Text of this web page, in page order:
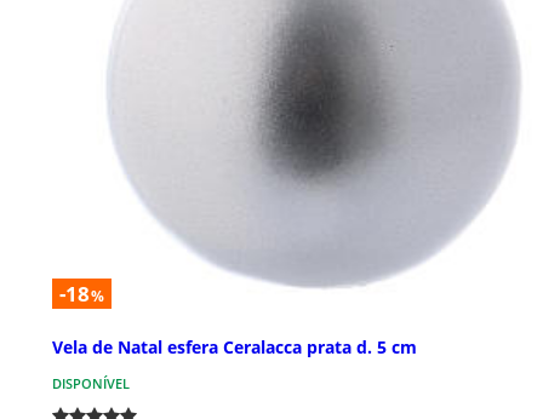
-18%
Vela de Natal esfera Ceralacca prata d. 5 cm
DISPONÍVEL